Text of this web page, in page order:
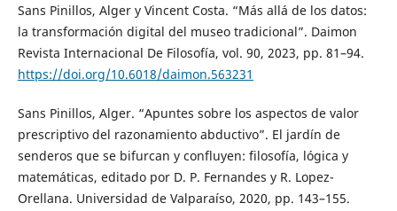
Sans Pinillos, Alger y Vincent Costa. “Más allá de los datos:
la transformación digital del museo tradicional”. Daimon
Revista Internacional De Filosofía, vol. 90, 2023, pp. 81–94.
https://doi.org/10.6018/daimon.563231
Sans Pinillos, Alger. “Apuntes sobre los aspectos de valor
prescriptivo del razonamiento abductivo”. El jardín de
senderos que se bifurcan y confluyen: filosofía, lógica y
matemáticas, editado por D. P. Fernandes y R. Lopez-
Orellana. Universidad de Valparaíso, 2020, pp. 143–155.